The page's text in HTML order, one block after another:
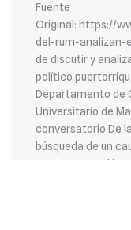
Fuente
Original: https://
del-rum-analizan-
de discutir y
político
Departamento de
Universitario de
conversatorio De
búsqueda de un
verano 2019. El